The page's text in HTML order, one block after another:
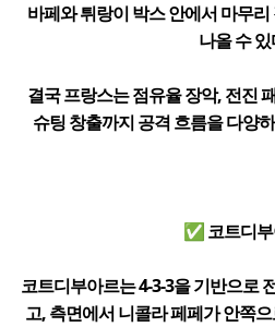
바페와 튀랑이 박스 안에서 마무
나올 수
결국 프랑스는 점유율 장악, 전진
슈팅 창출까지 공격 흐름을 다양
✅ 코트디
코트디부아르는 4-3-3을 기반으로
고, 측면에서 니콜라 페페가 안쪽